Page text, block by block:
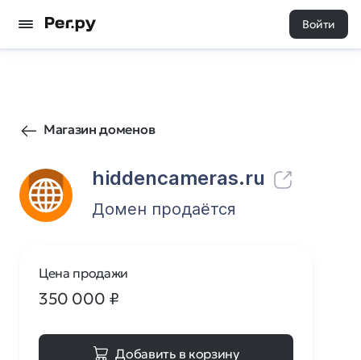
Войти
Магазин доменов
hiddencameras.ru
7 0
Домен продаётся
Цена продажи
350 000 ₽
Добавить в корзину